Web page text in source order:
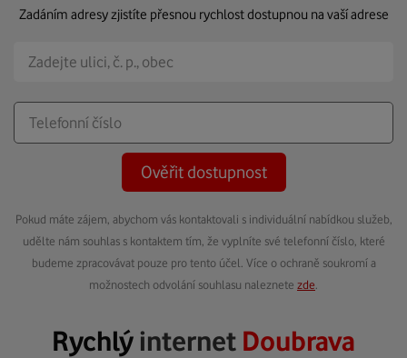
Zadáním adresy zjistíte přesnou rychlost dostupnou na vaší adrese
Ověřit dostupnost
Pokud máte zájem, abychom vás kontaktovali s individuální nabídkou služeb,
udělte nám souhlas s kontaktem tím, že vyplníte své telefonní číslo, které
budeme zpracovávat pouze pro tento účel. Více o ochraně soukromí a
možnostech odvolání souhlasu naleznete zde
Rychlýinternet Doubrava